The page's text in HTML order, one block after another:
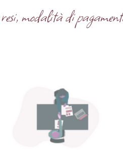
resi, modalità di